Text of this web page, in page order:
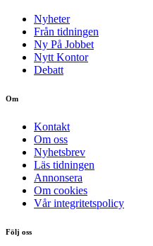
Nyheter
Från tidningen
Ny På Jobbet
Nytt Kontor
Debatt
Om
Kontakt
Om oss
Nyhetsbrev
Läs tidningen
Annonsera
Om cookies
Vår integritetspolicy
Följ oss